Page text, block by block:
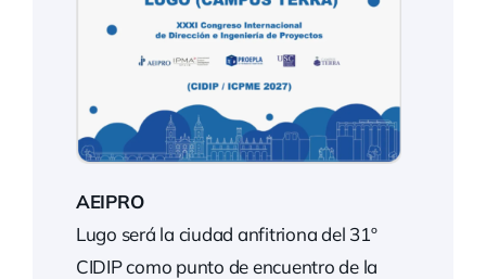
AEIPRO
Lugo será la ciudad anfitriona del 31º
CIDIP como punto de encuentro de la